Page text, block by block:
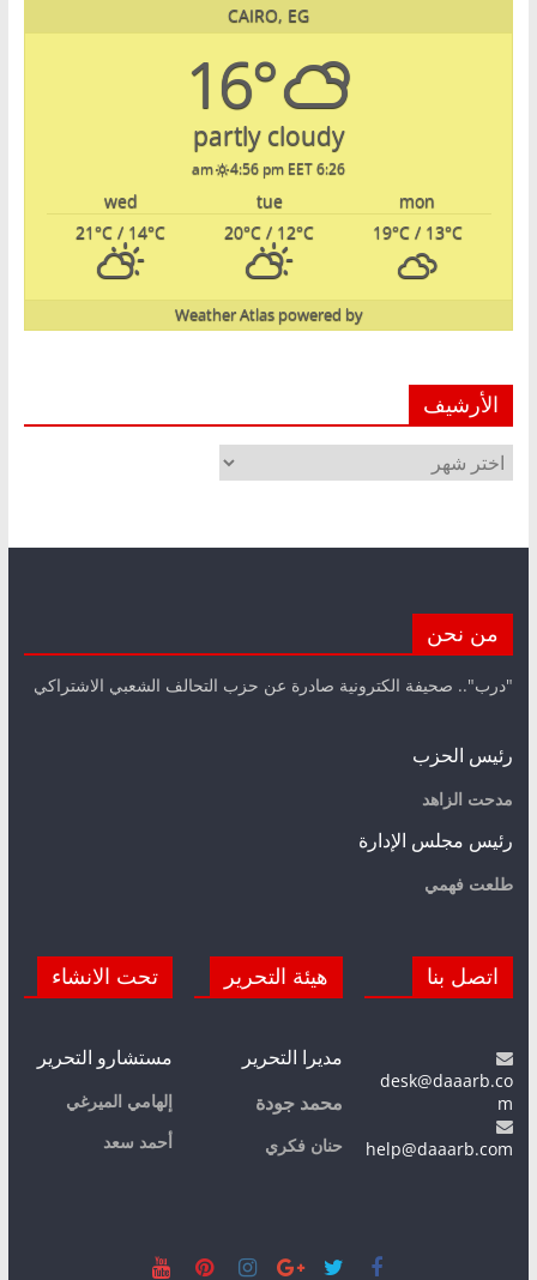
CAIRO, EG
16°
partly cloudy
6:26 am
4:56 pm EET
mon
tue
wed
19°C/ 13°C
20°C / 12°C
21°C / 14°C
powered by
Weather Atlas
الأرشيف
الأرشيف
من نحن
"درب".. صحيفة الكترونية صادرة عن حزب التحالف الشعبي الاشتراكي
رئيس الحزب
مدحت الزاهد
رئيس مجلس الإدارة
طلعت فهمي
اتصل بنا
desk@daaarb.co
m
help@daaarb.com
هيئة التحرير
مديرا التحرير
محمد جودة
حنان فكري
تحت الانشاء
مستشارو التحرير
إلهامي الميرغي
أحمد سعد